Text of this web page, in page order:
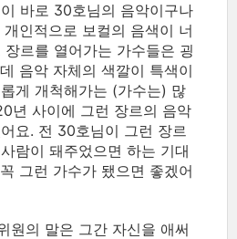
바로 30호님의 음악이구나
인적으로 보컬의 음색이 너
르를 열어가는 가수들은 굉
음악 자체의 색깔이 특색이
게 개척해가는 (가수는) 많
년 사이에 그런 장르의 음악
요. 전 30호님이 그런 장르
람이 돼주었으면 하는 기대
그런 가수가 됐으면 좋겠어
원의 말은 그간 자신을 애써